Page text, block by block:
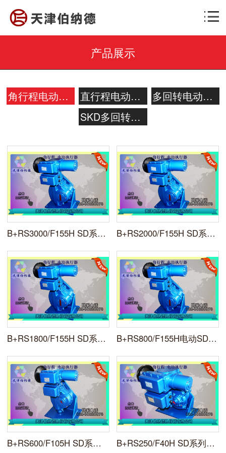
产品展示
角行程电动执行机构 直行程电动执行机构
多回转电动执行机构
SKD多回转系列
B+RS3000/F155H SD系列智能型角行程电动执行机构天津傻� B+RS2000/F155H SD系列智能型角行程电动执行机构天津傻�
B+RS1800/F155H SD系列智能型角行程电动执行机构天津傻� B+RS800/F155H电动SD系列智能型电动执行机构天津伯纳德
B+RS600/F105H SD系列智能型角行程电动执行机构天津伯傻� B+RS250/F40H SD系列智能角行程电动执行机构天津伯纳德